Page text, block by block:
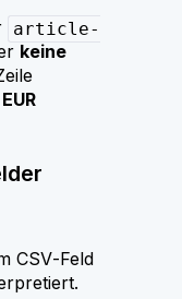
article-
keine
EUR
CSV‑Feld